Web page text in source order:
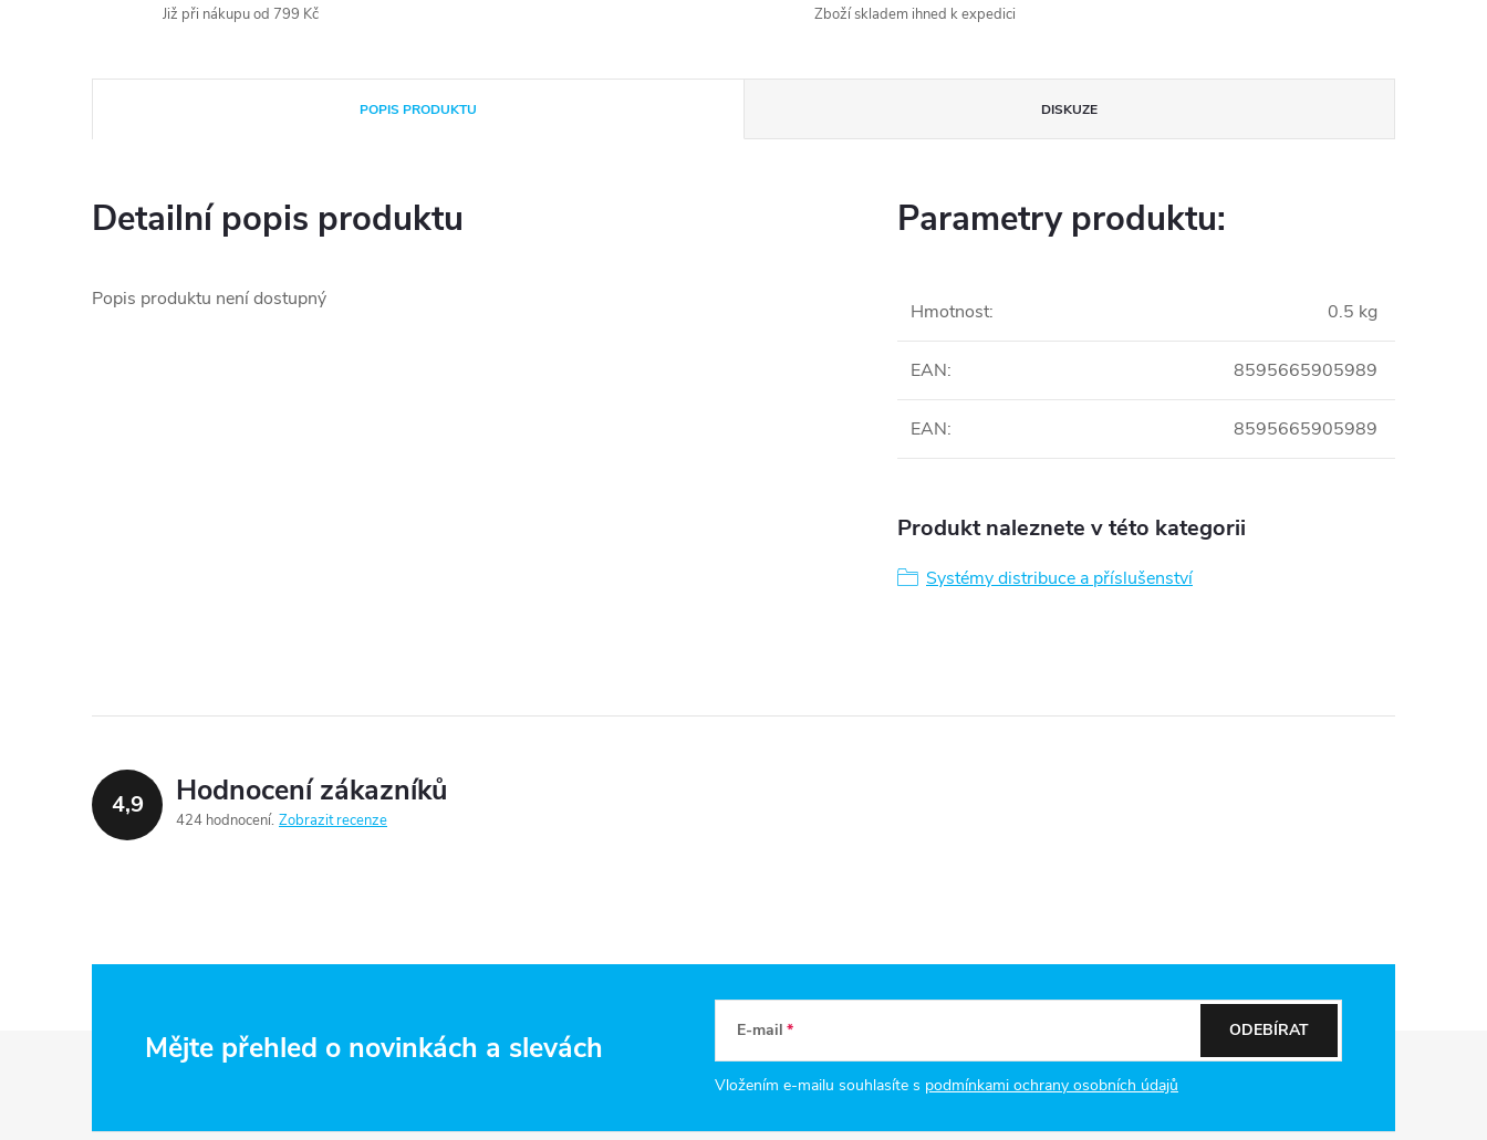
Již při nákupu od 799 Kč Zboží skladem ihned k expedici
POPIS PRODUKTU DISKUZE
Detailní popis produktu
Popis produktu není dostupný
Parametry produktu:
Hmotnost: 0.5 kg
EAN: 8595665905989
EAN: 8595665905989
Produkt naleznete v této kategorii
Systémy distribuce a příslušenství
4,9 Hodnocení zákazníků
424 hodnocení Zobrazit recenze
Mějte přehled o novinkách a slevách E-mail
Vložením e-mailu souhlasíte s podmínkami ochrany osobních údajů
ODEBÍRAT